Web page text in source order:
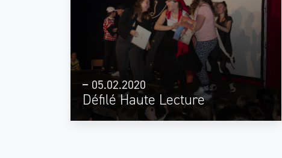
Défilé Haute Lecture
05.02.2020